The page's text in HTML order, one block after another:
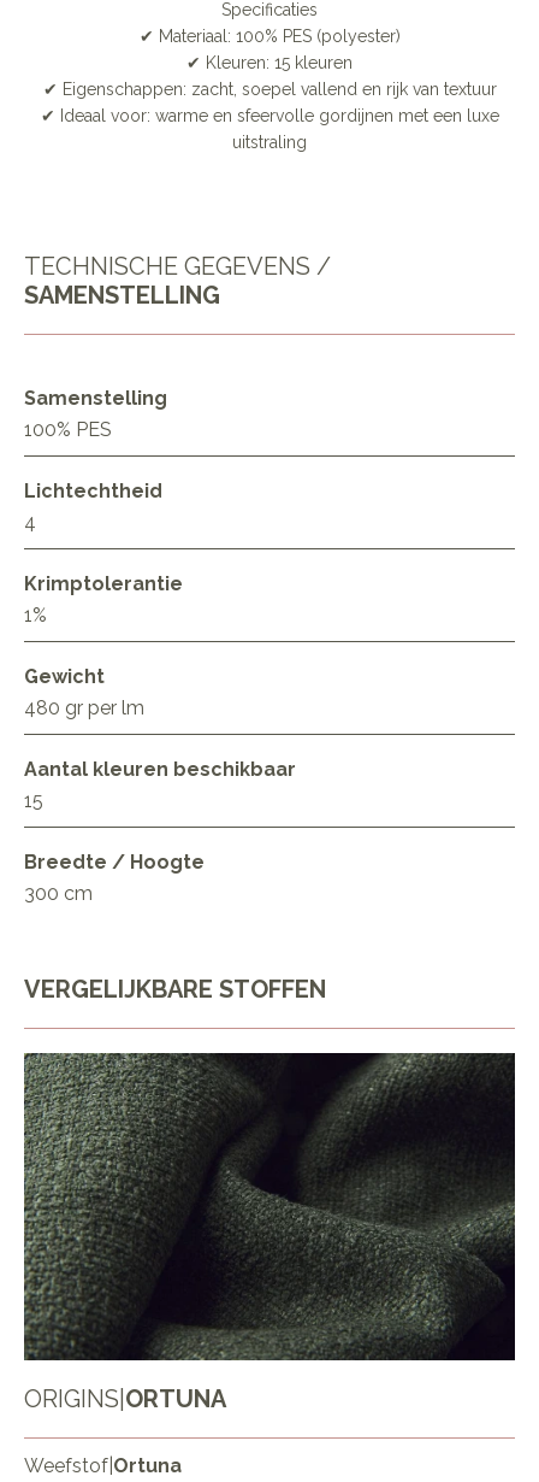
Specificaties
✔ Materiaal: 100% PES (polyester)
✔ Kleuren: 15 kleuren
✔ Eigenschappen: zacht, soepel vallend en rijk van textuur
✔ Ideaal voor: warme en sfeervolle gordijnen met een luxe
uitstraling
TECHNISCHE GEGEVENS /
SAMENSTELLING
Samenstelling
100% PES
Lichtechtheid
4
Krimptolerantie
1%
Gewicht
480 gr per lm
Aantal kleuren beschikbaar
15
Breedte / Hoogte
300 cm
VERGELIJKBARE STOFFEN
ORIGINS ORTUNA
Weefstof Ortuna